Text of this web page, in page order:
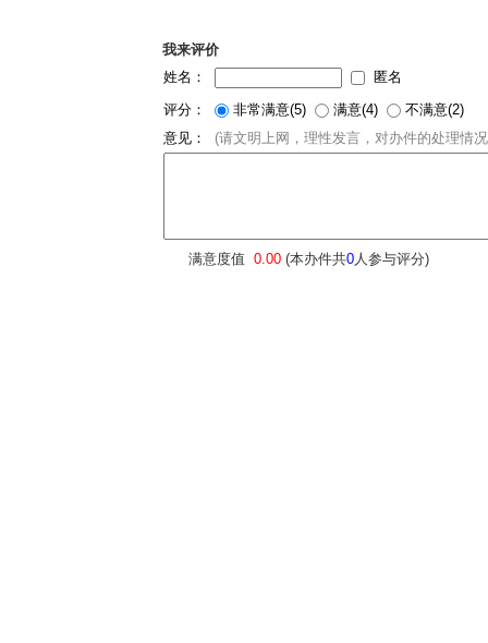
我来评价
姓名：
匿名
评分：
非常满意(5) 满意(4)
不满意(2)
意见： (请文明上网，理性发言，对办件的处理情
满意度值 0.00(本办件共0人参与评分)